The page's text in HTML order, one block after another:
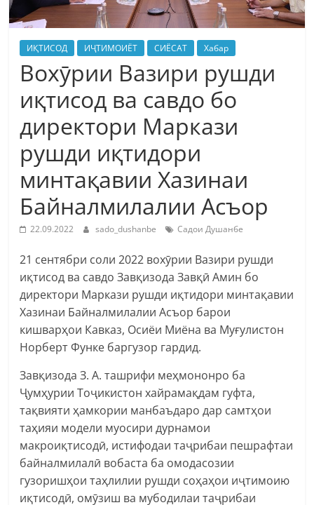
ИҚТИСОД ИҶТИМОИЁТ СИЁСАТ Хабар
Вохӯрии Вазири рушди
иқтисод ва савдо бо
директори Маркази
рушди иқтидори
минтақавии Хазинаи
Байналмилалии Асъор
22.09.2022 sado_dushanbe Садои Душанбе
21 сентябри соли 2022 вохӯрии Вазири рушди
иқтисод ва савдо Завқизода Завқӣ Амин бо
директори Маркази рушди иқтидори минтақавии
Хазинаи Байналмилалии Асъор барои
кишварҳои Кавказ, Осиёи Миёна ва Муғулистон
Норберт Функе баргузор гардид.
Завқизода З. А. ташрифи меҳмононро ба
Ҷумҳурии Тоҷикистон хайрамақдам гуфта,
тақвияти ҳамкории манбаъдаро дар самтҳои
таҳияи модели муосири дурнамои
макроиқтисодӣ, истифодаи таҷрибаи пешрафтаи
байналмилалӣ вобаста ба омодасозии
гузоришҳои таҳлилии рушди соҳаҳои иҷтимоию
иқтисодӣ, омӯзиш ва мубодилаи таҷрибаи